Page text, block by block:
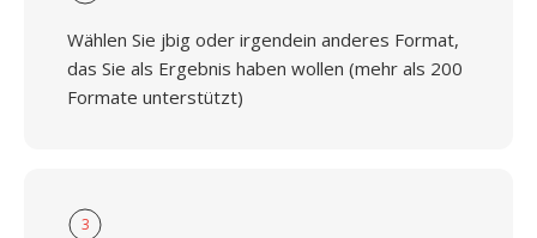
Wählen Sie jbig oder irgendein anderes Format,
das Sie als Ergebnis haben wollen (mehr als 200
Formate unterstützt)
3